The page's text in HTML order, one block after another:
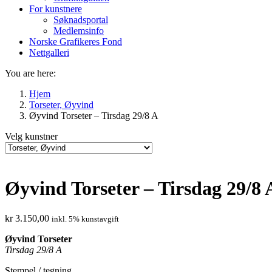
For kunstnere
Søknadsportal
Medlemsinfo
Norske Grafikeres Fond
Nettgalleri
You are here:
Hjem
Torseter, Øyvind
Øyvind Torseter – Tirsdag 29/8 A
Velg kunstner
Øyvind Torseter – Tirsdag 29/8
kr3.150,00 inkl. 5% kunstavgift
Øyvind Torseter
Tirsdag 29/8 A